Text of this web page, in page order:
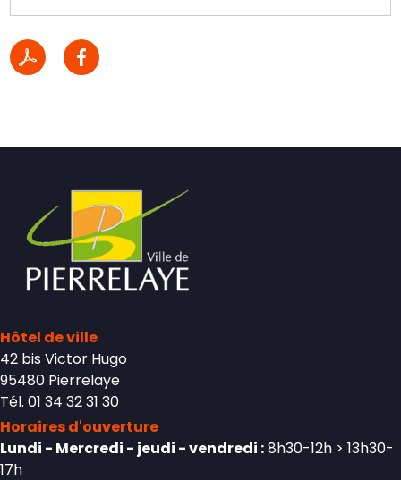
Hôtel de ville
42 bis Victor Hugo
95480 Pierrelaye
Tél. 01 34 32 31 30
Horaires d'ouverture
Lundi - Mercredi - jeudi - vendredi :8h30-12h > 13h30-
17h